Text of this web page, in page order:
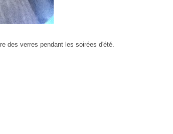
des verres pendant les soirées d'été.